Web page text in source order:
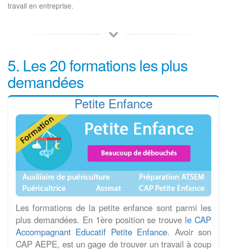
travail en entreprise.
5. Les 20 formations les plus
demandées
Petite Enfance
Les formations de la petite enfance sont parmi les
plus demandées. En 1ère position se trouve le CAP
Accompagnant Educatif Petite Enfance. Avoir son
CAP AEPE, est un gage de trouver un travail à coup